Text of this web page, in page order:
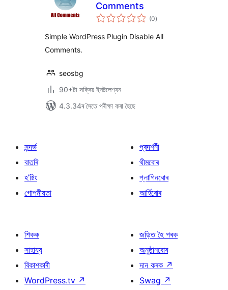
Comments
(0টা
মুঠ)
Simple WordPress Plugin Disable All
Comments.
seosbg
90+টা সক্ৰিয় ইনষ্টলেশ্যন
4.3.34ৰ সৈতে পৰীক্ষা কৰা হৈছে
সন্দৰ্ভ
বাতৰি
হ’ষ্টিং
গোপনীয়তা
প্ৰদৰ্শনী
থীমবোৰ
প্লাগিনবোৰ
আৰ্হিবোৰ
শিকক
সাহায্য
বিকাশকাৰী
WordPress.tv ↗
জড়িত হৈ পৰক
অনুষ্ঠানবোৰ
দান কৰক ↗
Swag ↗